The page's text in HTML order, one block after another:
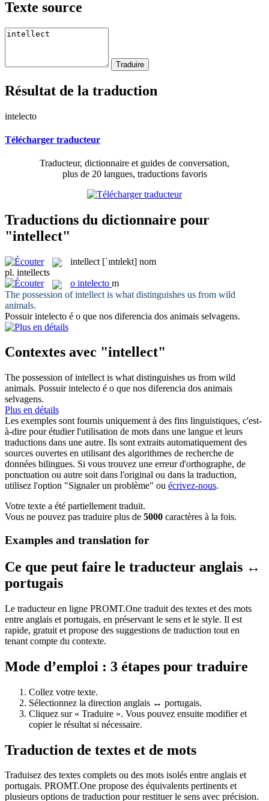
Texte source
Résultat de la traduction
intelecto
Télécharger traducteur
Traducteur, dictionnaire et guides de conversation,
plus de 20 langues, traductions favoris
Traductions du dictionnaire pour
"intellect"
intellect [ˈɪntɪlekt] nom
pl. intellects
o intelecto m
The possession ofintellect is what distinguishes us from wild
animals.
Possuirintelecto é o que nos diferencia dos animais selvagens.
Contextes avec "intellect"
The possession ofintellect is what distinguishes us from wild
animals. Possuirintelecto é o que nos diferencia dos animais
selvagens.
Plus en détails
Les exemples sont fournis uniquement à des fins linguistiques, c'est-
à-dire pour étudier l'utilisation de mots dans une langue et leurs
traductions dans une autre. Ils sont extraits automatiquement des
sources ouvertes en utilisant des algorithmes de recherche de
données bilingues. Si vous trouvez une erreur d'orthographe, de
ponctuation ou autre soit dans l'original ou dans la traduction,
utilisez l'option "Signaler un problème" ou écrivez-nous.
Votre texte a été partiellement traduit.
Vous ne pouvez pas traduire plus de 5000 caractères à la fois.
Examples and translation for
Ce que peut faire le traducteur anglais ↔
portugais
Le traducteur en ligne PROMT.One traduit des textes et des mots
entre anglais et portugais, en préservant le sens et le style. Il est
rapide, gratuit et propose des suggestions de traduction tout en
tenant compte du contexte.
Mode d’emploi : 3 étapes pour traduire
Collez votre texte.
Sélectionnez la direction anglais ↔ portugais.
Cliquez sur « Traduire ». Vous pouvez ensuite modifier et
copier le résultat si nécessaire.
Traduction de textes et de mots
Traduisez des textes complets ou des mots isolés entre anglais et
portugais. PROMT.One propose des équivalents pertinents et
plusieurs options de traduction pour restituer le sens avec précision.